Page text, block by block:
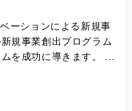
ーションによる新規事
規事業創出プログラム
を成功に導きます。 ●
ョン促進、スタートア